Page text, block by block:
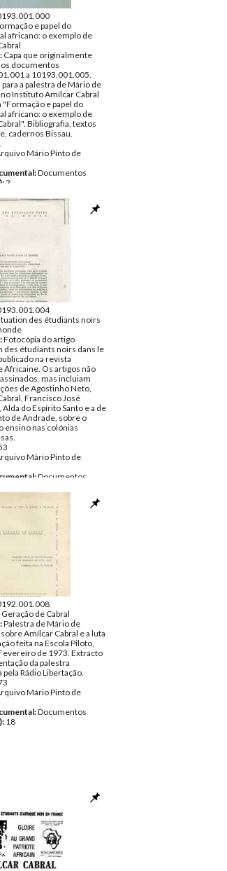
e papel do
africano: o exemplo de
Capa que originalmente
documentos
a 10193.001.005.
a palestra de Mário de
Instituto Amílcar Cabral
e papel do
africano: o exemplo de
Bibliografia, textos
cadernos Bissau.
Mário Pinto de
Documentos
2
des étudiants noirs
Fotocópia do artigo
des étudiants noirs dans le
na revista
Africaine. Os artigos não
mas incluiam
de Agostinho Neto,
Francisco José
do Espírito Santo e a de
de Andrade, sobre o
ensino nas colónias
Mário Pinto de
Documentos
Geração de Cabral
Palestra de Mário de
Amílcar Cabral e a luta
feita na Escola Piloto,
de 1973. Extracto
da palestra
Rádio Libertação.
Mário Pinto de
Documentos
18